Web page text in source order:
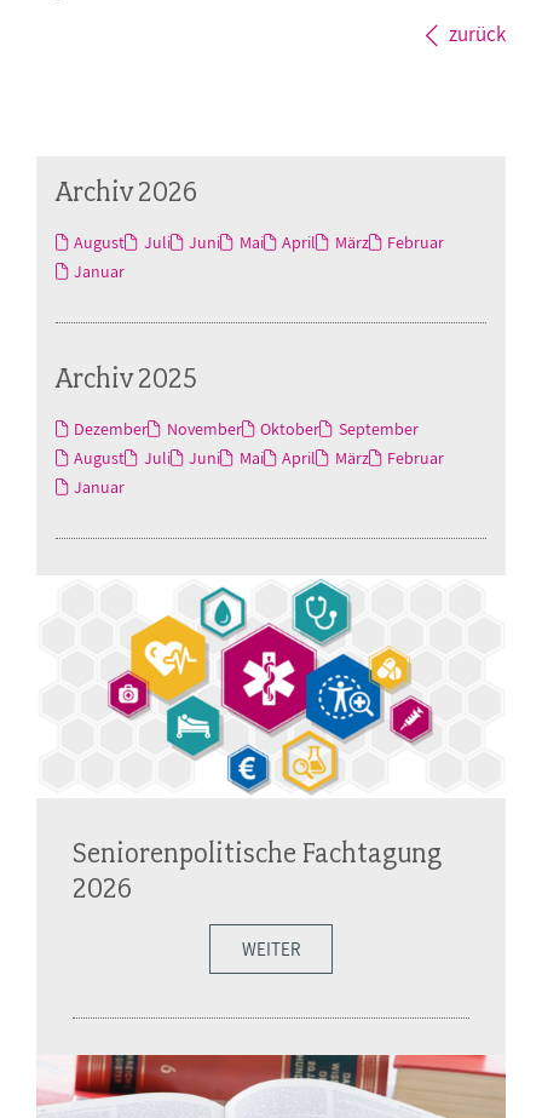
zurück
Archiv 2026
August Juli Juni Mai April März
Februar
Januar
Archiv 2025
Dezember November Oktober
September
August
Juli Juni Mai April März
Februar
Januar
Seniorenpolitische Fachtagung
2026
WEITER